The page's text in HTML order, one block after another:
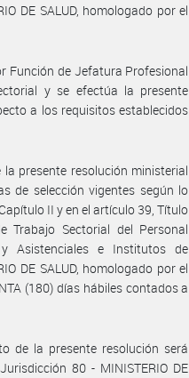
DE SALUD, homologado por el
Función de Jefatura Profesional
y se efectúa la presente
a los requisitos establecidos
la presente resolución ministerial
de selección vigentes según lo
II y en el artículo 39, Título
Sectorial del Personal
Asistenciales e Institutos de
DE SALUD, homologado por el
(180) días hábiles contados a
de la presente resolución será
80 - MINISTERIO DE